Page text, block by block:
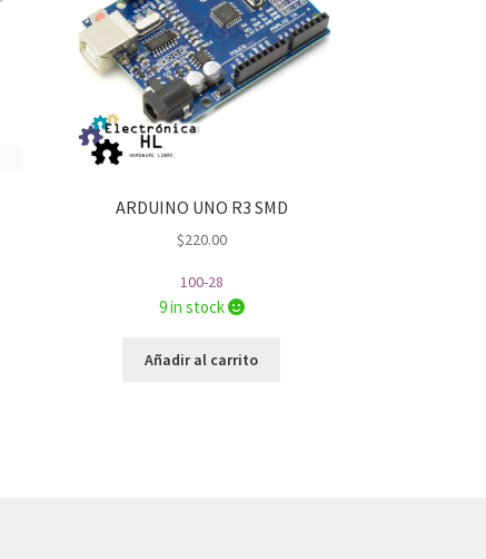
ARDUINO UNO R3 SMD
$220.00
100-28
9 in stock
Añadir al carrito